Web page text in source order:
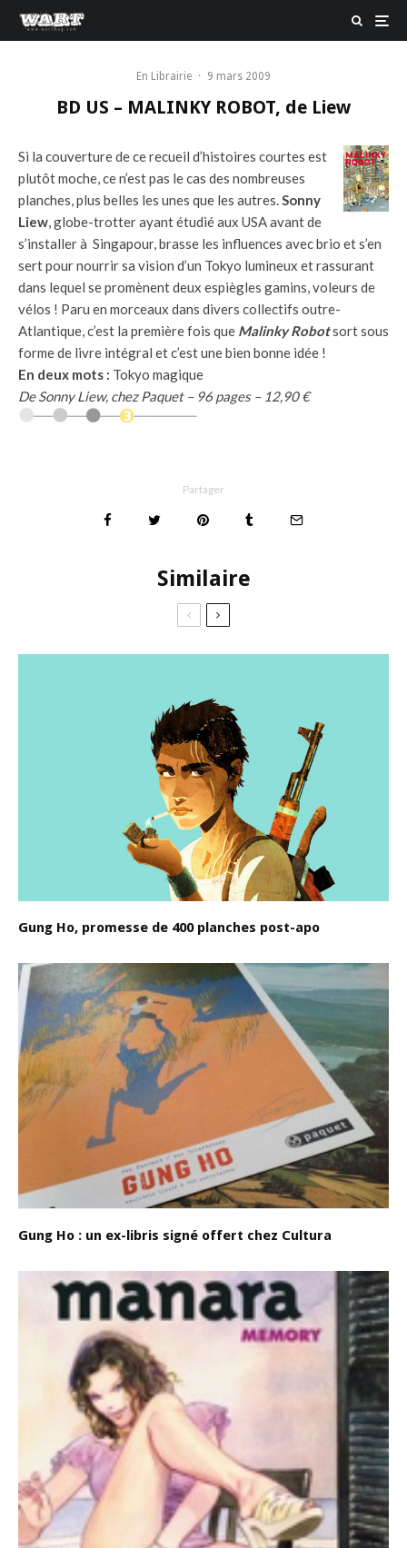
En Librairie · 9 mars 2009
BD US – MALINKY ROBOT, de Liew
Si la couverture de ce recueil d’histoires courtes est
plutôt moche, ce n’est pas le cas des nombreuses
planches, plus belles les unes que les autres.Sonny
Liew, globe-trotter ayant étudié aux USA avant de
s’installer à Singapour, brasse les influences avec brio et s’en
sert pour nourrir sa vision d’un Tokyo lumineux et rassurant
dans lequel se promènent deux espiègles gamins, voleurs de
vélos ! Paru en morceaux dans divers collectifs outre-
Atlantique, c’est la première fois que Malinky Robotsort sous
forme de livre intégral et c’est une bien bonne idée !
En deux mots : Tokyo magique
De Sonny Liew, chez Paquet – 96 pages – 12,90 €
Partager
Similaire
Gung Ho, promesse de 400 planches post-apo
Gung Ho : un ex-libris signé offert chez Cultura